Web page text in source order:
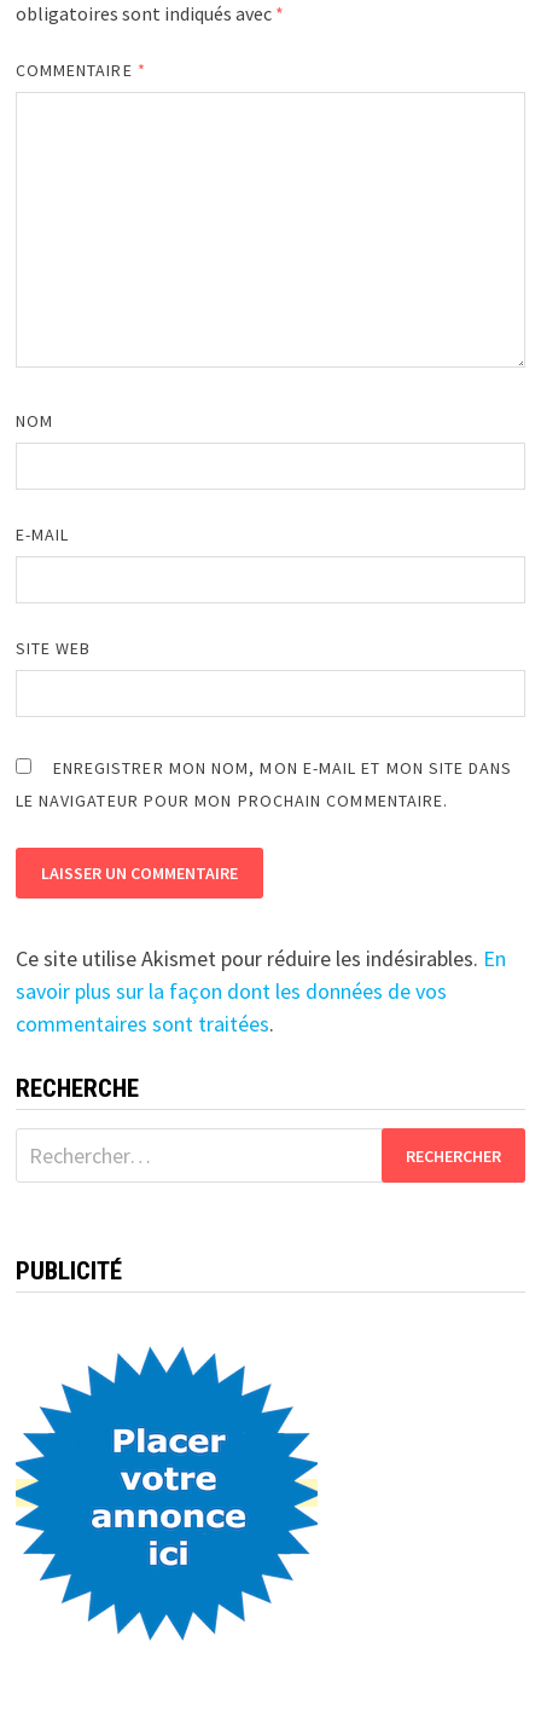
obligatoires sont indiqués avec *
COMMENTAIRE *
NOM
E-MAIL
SITE WEB
ENREGISTRER MON NOM, MON E-MAIL ET MON SITE DANS
LE NAVIGATEUR POUR MON PROCHAIN COMMENTAIRE.
Ce site utilise Akismet pour réduire les indésirables. En
savoir plus sur la façon dont les données de vos
commentaires sont traitées.
RECHERCHE
Rechercher :
PUBLICITÉ